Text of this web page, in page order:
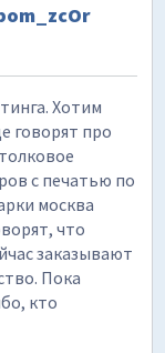
Хотим
говорят про
с печатью по
москва
что
заказывают
Пока
кто